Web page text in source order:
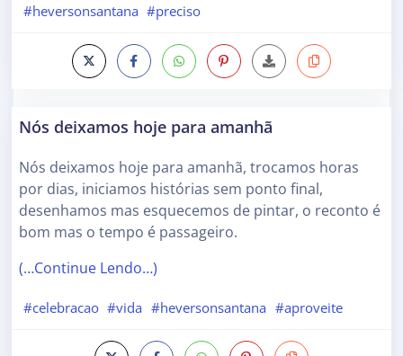
#heversonsantana #preciso
Nós deixamos hoje para amanhã
Nós deixamos hoje para amanhã, trocamos horas
por dias, iniciamos histórias sem ponto final,
desenhamos mas esquecemos de pintar, o reconto é
bom mas o tempo é passageiro.
(…Continue Lendo…)
#celebracao #vida #heversonsantana #aproveite